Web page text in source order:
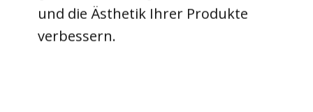
und die Ästhetik Ihrer Produkte
verbessern.